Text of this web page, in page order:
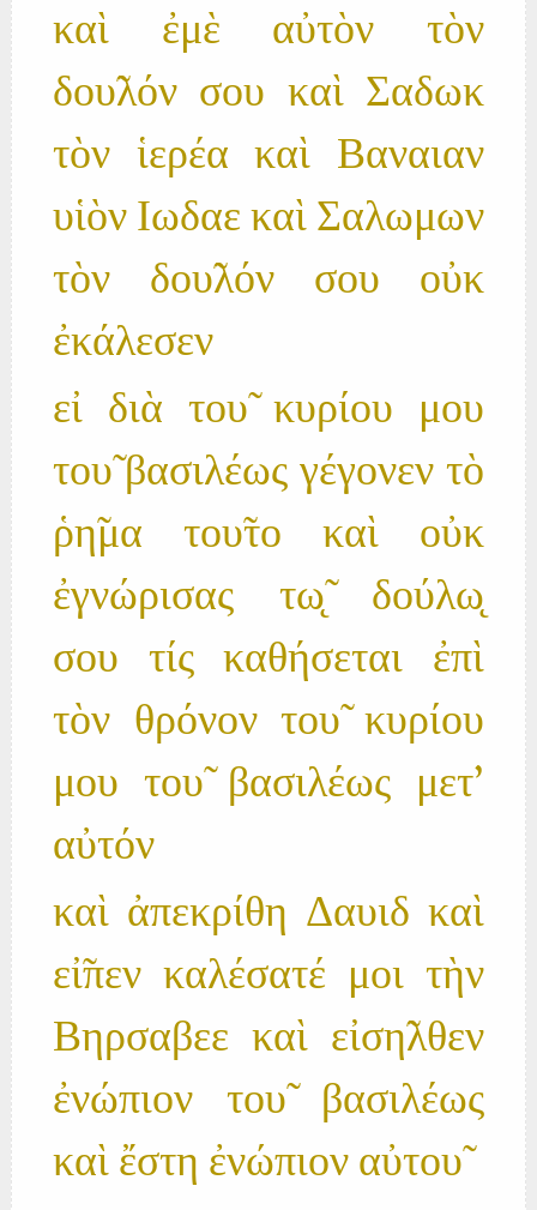
καὶ ἐμὲ αὐτὸν τὸν
δου̃λόν σου καὶ Σαδωκ
τὸν ἱερέα καὶ Βαναιαν
υἱὸν Ιωδαε καὶ Σαλωμων
τὸν δου̃λόν σου οὐκ
ἐκάλεσεν
εἰ διὰ του̃ κυρίου μου
του̃ βασιλέως γέγονεν τὸ
ῥη̃μα του̃το καὶ οὐκ
ἐγνώρισας τω̨̃ δούλω̨
σου τίς καθήσεται ἐπὶ
τὸν θρόνον του̃ κυρίου
μου του̃ βασιλέως μετ'
αὐτόν
καὶ ἀπεκρίθη Δαυιδ καὶ
εἰ̃πεν καλέσατέ μοι τὴν
Βηρσαβεε καὶ εἰση̃λθεν
ἐνώπιον του̃ βασιλέως
καὶ ἔστη ἐνώπιον αὐτου̃